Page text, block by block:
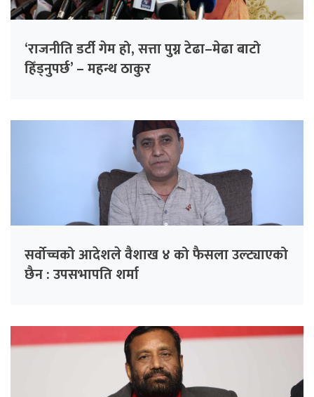
‘राजनीति डर्टी गेम हो, सत्ता पुग्न टेढा–मेढा बाटो
हिँड्नुपर्छ’ – महन्थ ठाकुर
सर्वोच्चको आदेशले वैशाख ४ को फैसला उल्ट्याएको
छैन : उपसभापति शर्मा